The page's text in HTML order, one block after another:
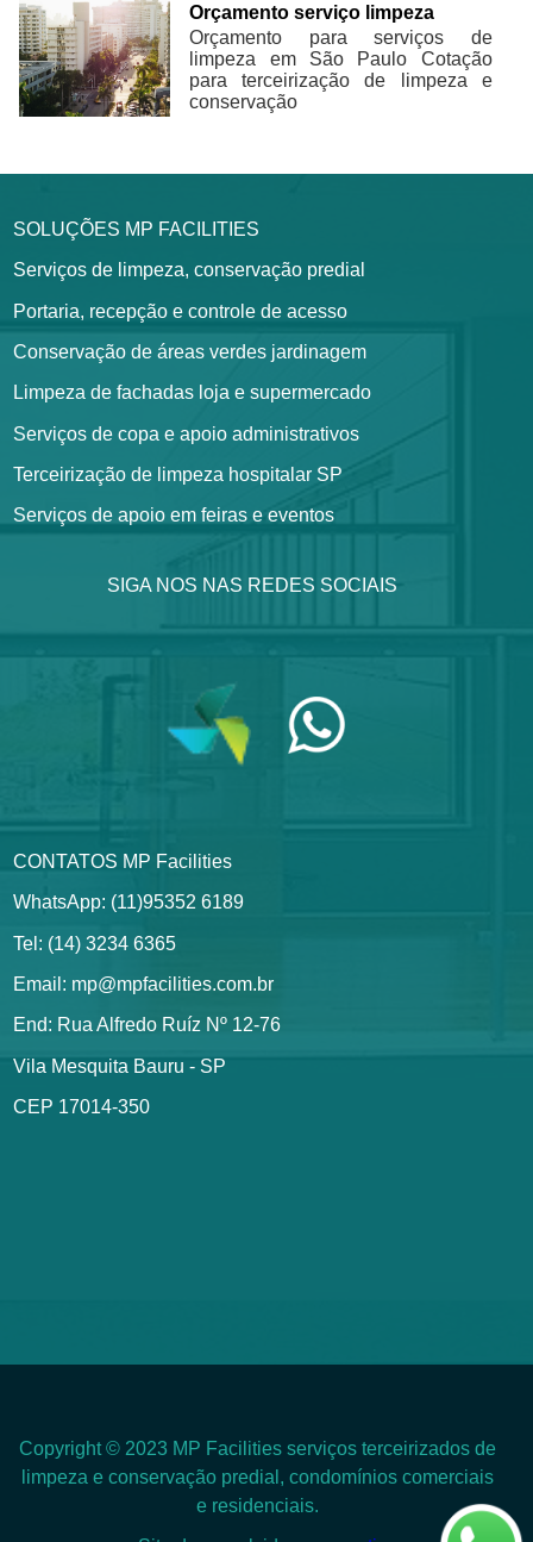
Orçamento serviço limpeza
Orçamento para serviços de
limpeza em São Paulo Cotação
para terceirização de limpeza e
conservação
SOLUÇÕES MP FACILITIES
Serviços de limpeza, conservação predial
Portaria, recepção e controle de acesso
Conservação de áreas verdes jardinagem
Limpeza de fachadas loja e supermercado
Serviços de copa e apoio administrativos
Terceirização de limpeza hospitalar SP
Serviços de apoio em feiras e eventos
SIGA NOS NAS REDES SOCIAIS
CONTATOS MP Facilities
WhatsApp: (11)95352 6189
Tel: (14) 3234 6365
Email: mp@mpfacilities.com.br
End: Rua Alfredo Ruíz Nº 12-76
Vila Mesquita Bauru - SP
CEP 17014-350
Copyright © 2023 MP Facilities serviços terceirizados de
limpeza e conservação predial, condomínios comerciais
e residenciais.